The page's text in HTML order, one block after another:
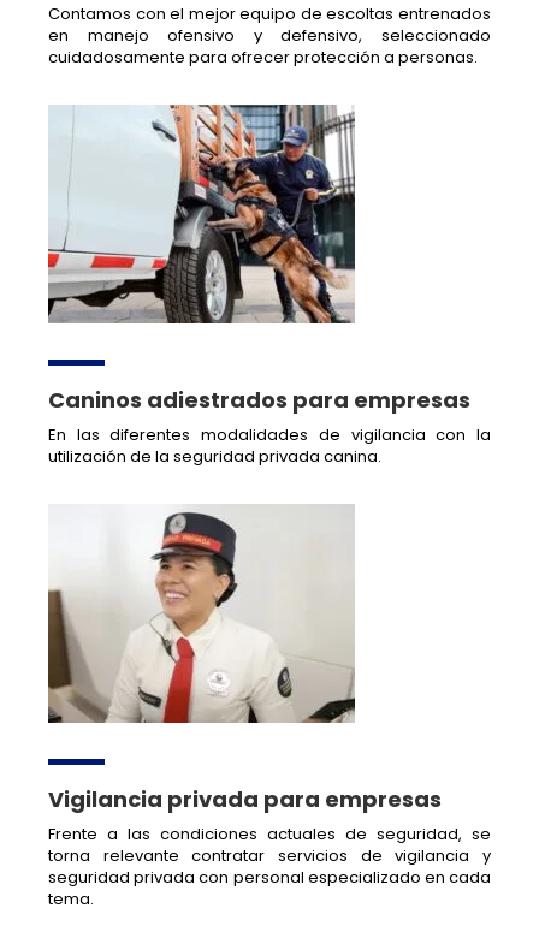
Contamos con el mejor equipo de escoltas entrenados
en manejo ofensivo y defensivo, seleccionado
cuidadosamente para ofrecer protección a personas.
Caninos adiestrados para empresas
En las diferentes modalidades de vigilancia con la
utilización de la seguridad privada canina.
Vigilancia privada para empresas
Frente a las condiciones actuales de seguridad, se
torna relevante contratar servicios de vigilancia y
seguridad privada con personal especializado en cada
tema.